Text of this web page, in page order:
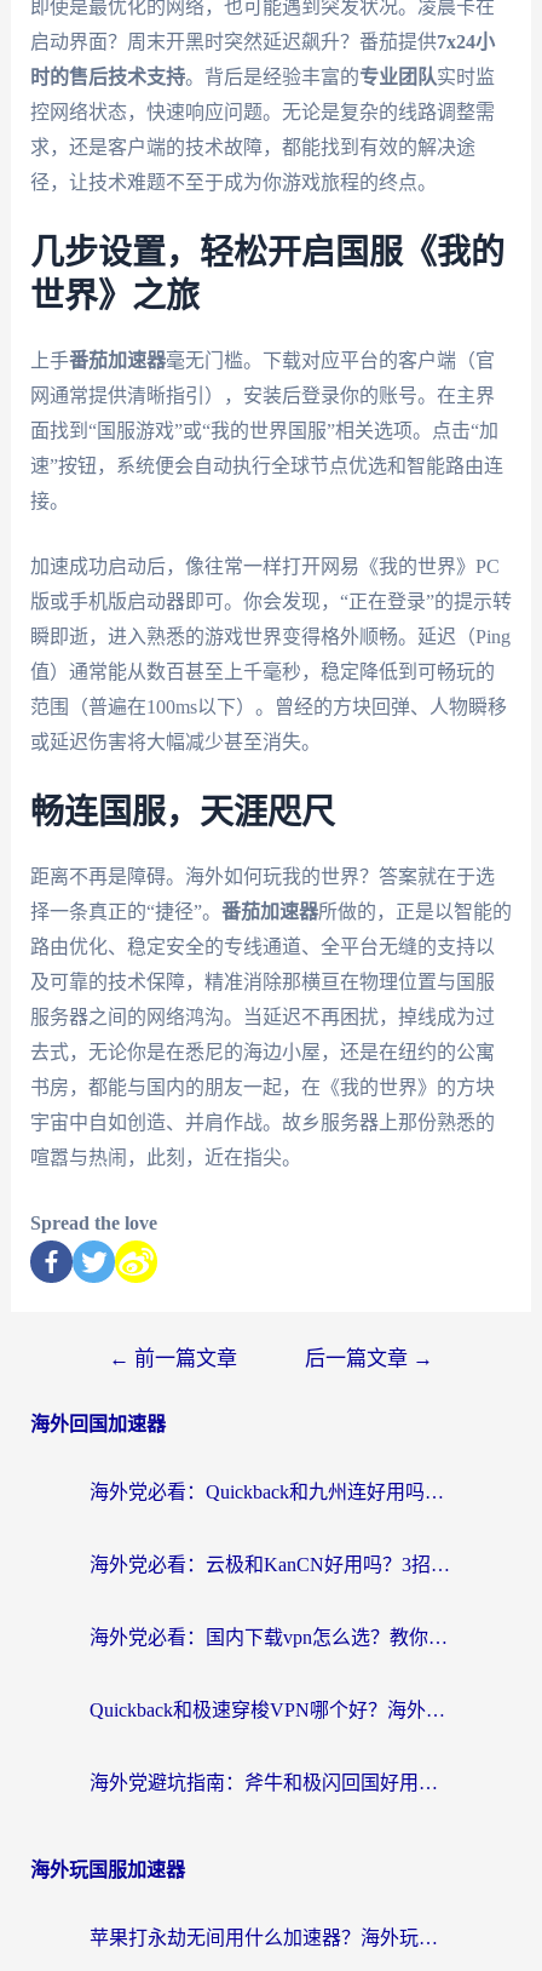
即使是最优化的网络，也可能遇到突发状况。凌晨卡在
启动界面？周末开黑时突然延迟飙升？番茄提供7x24小
时的售后技术支持。背后是经验丰富的专业团队实时监
控网络状态，快速响应问题。无论是复杂的线路调整需
求，还是客户端的技术故障，都能找到有效的解决途
径，让技术难题不至于成为你游戏旅程的终点。
几步设置，轻松开启国服《我的
世界》之旅
上手番茄加速器毫无门槛。下载对应平台的客户端（官
网通常提供清晰指引），安装后登录你的账号。在主界
面找到“国服游戏”或“我的世界国服”相关选项。点击“加
速”按钮，系统便会自动执行全球节点优选和智能路由连
接。
加速成功启动后，像往常一样打开网易《我的世界》PC
版或手机版启动器即可。你会发现，“正在登录”的提示转
瞬即逝，进入熟悉的游戏世界变得格外顺畅。延迟（Ping
值）通常能从数百甚至上千毫秒，稳定降低到可畅玩的
范围（普遍在100ms以下）。曾经的方块回弹、人物瞬移
或延迟伤害将大幅减少甚至消失。
畅连国服，天涯咫尺
距离不再是障碍。海外如何玩我的世界？答案就在于选
择一条真正的“捷径”。 番茄加速器所做的，正是以智能的
路由优化、稳定安全的专线通道、全平台无缝的支持以
及可靠的技术保障，精准消除那横亘在物理位置与国服
服务器之间的网络鸿沟。当延迟不再困扰，掉线成为过
去式，无论你是在悉尼的海边小屋，还是在纽约的公寓
书房，都能与国内的朋友一起，在《我的世界》的方块
宇宙中自如创造、并肩作战。故乡服务器上那份熟悉的
喧嚣与热闹，此刻，近在指尖。
Spread the love
← 前一篇文章 后一篇文章 →
海外回国加速器
海外党必看：Quickback和九州连好用吗？3步选对回国加速器实现无缝刷国内资源
海外党必看：云极和KanCN好用吗？3招教你选对回国加速器（附免费VPN避坑指南）
海外党必看：国内下载vpn怎么选？教你无缝访问国内资源的实用指南
Quickback和极速穿梭VPN哪个好？海外党亲测3招选对回国加速器，看这篇就够了
海外党避坑指南：斧牛和极闪回国好用吗？选对加速器才能无缝刷剧玩游戏
海外玩国服加速器
苹果打永劫无间用什么加速器？海外玩家亲测有效的国服游戏加速指南